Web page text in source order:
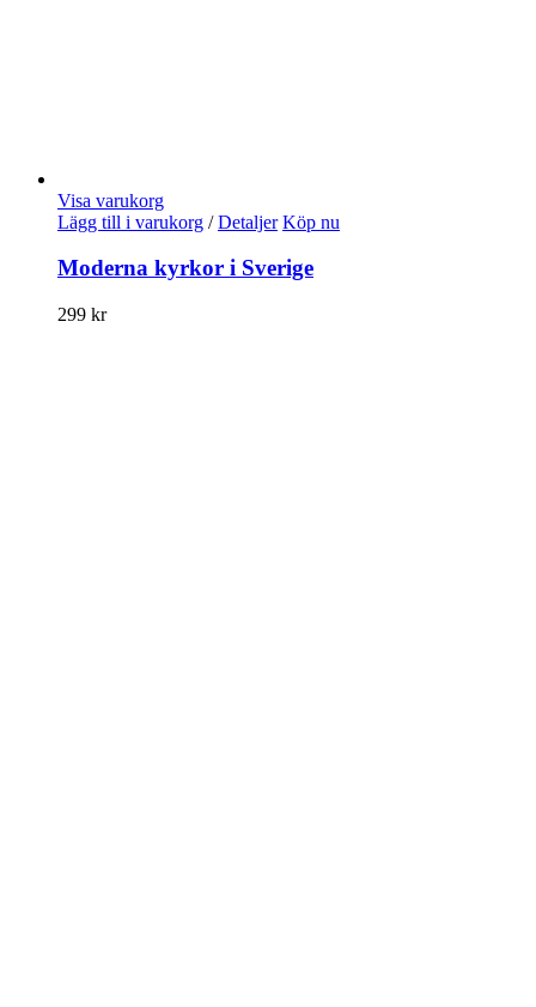
Visa varukorg
Lägg till i varukorg / Detaljer Köp nu
Moderna kyrkor i Sverige
299 kr